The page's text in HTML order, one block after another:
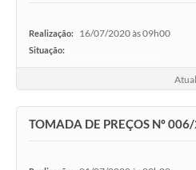
Realização: 16/07/2020 às 09h00
Situação:
TOMADA DE PREÇOS Nº